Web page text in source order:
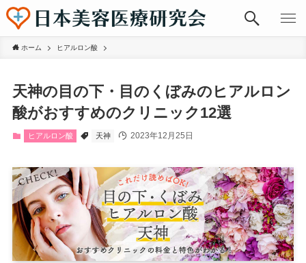
ホーム ヒアルロン酸
天神の目の下・目のくぼみのヒアルロン
酸がおすすめのクリニック12選
ヒアルロン酸 天神 2023年12月25日